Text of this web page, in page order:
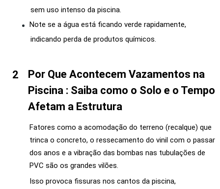
sem uso intenso da piscina.
Note se a água está ficando verde rapidamente,
indicando perda de produtos químicos.
Por Que Acontecem Vazamentos na
Piscina : Saiba como o Solo e o Tempo
Afetam a Estrutura
Fatores como a acomodação do terreno (recalque) que
trinca o concreto, o ressecamento do vinil com o passar
dos anos e a vibração das bombas nas tubulações de
PVC são os grandes vilões.
Isso provoca fissuras nos cantos da piscina,